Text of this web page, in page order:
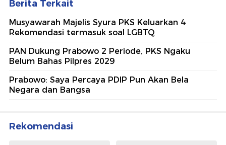
Berita Terkait
Musyawarah Majelis Syura PKS Keluarkan 4
Rekomendasi termasuk soal LGBTQ
PAN Dukung Prabowo 2 Periode, PKS Ngaku
Belum Bahas Pilpres 2029
Prabowo: Saya Percaya PDIP Pun Akan Bela
Negara dan Bangsa
Rekomendasi